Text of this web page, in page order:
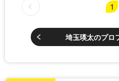
1
埼玉瑛太のプロ